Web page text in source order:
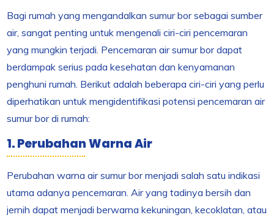
Bagi rumah yang mengandalkan sumur bor sebagai sumber
air, sangat penting untuk mengenali ciri-ciri pencemaran
yang mungkin terjadi. Pencemaran air sumur bor dapat
berdampak serius pada kesehatan dan kenyamanan
penghuni rumah. Berikut adalah beberapa ciri-ciri yang perlu
diperhatikan untuk mengidentifikasi potensi pencemaran air
sumur bor di rumah:
1. Perubahan Warna Air
Perubahan warna air sumur bor menjadi salah satu indikasi
utama adanya pencemaran. Air yang tadinya bersih dan
jernih dapat menjadi berwarna kekuningan, kecoklatan, atau